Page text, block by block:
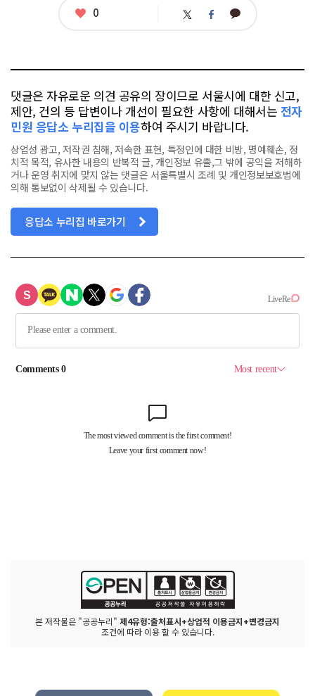
좋
0 트 페 카
댓글은 자유로운 의견 공유의 장이므로 서울시에 대한 신고,
제안, 건의 등 답변이나 개선이 필요한 사항에 대해서는 전자
민원 응답소 누리집을 이용하여 주시기 바랍니다.
상업성 광고, 저작권 침해, 저속한 표현, 특정인에 대한 비방, 명예훼손, 정
치적 목적, 유사한 내용의 반복적 글, 개인정보 유출,그 밖에 공익을 저해하
거나 운영 취지에 맞지 않는 댓글은 서울특별시 조례 및 개인정보보호법에
의해 통보없이 삭제될 수 있습니다.
응답소 누리집 바로가기
본 저작물은 "공공누리" 제4유형:출처표시+상업적 이용금지+변경금지
조건에 따라 이용 할 수 있습니다.